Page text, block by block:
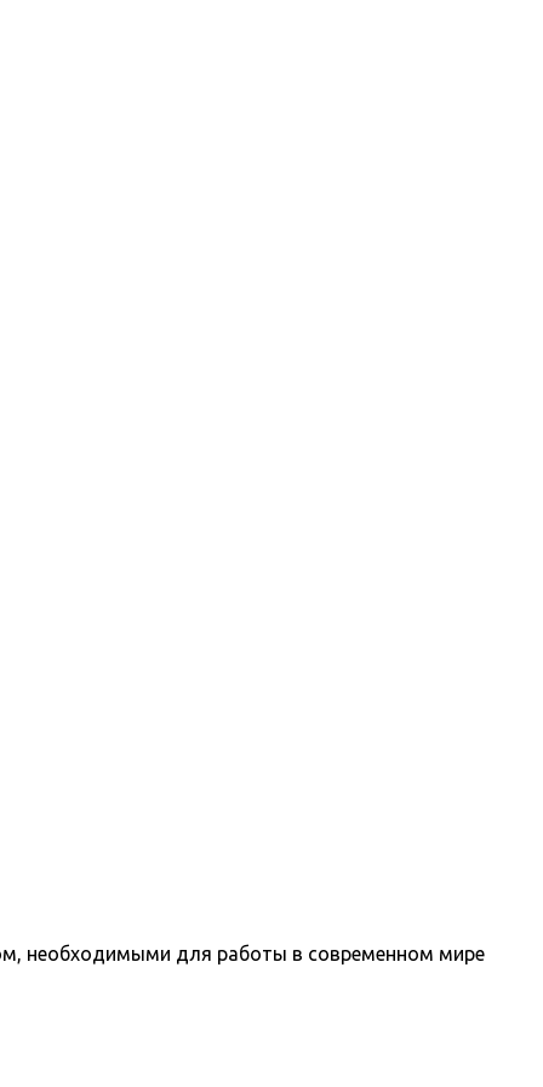
необходимыми для работы в современном мире